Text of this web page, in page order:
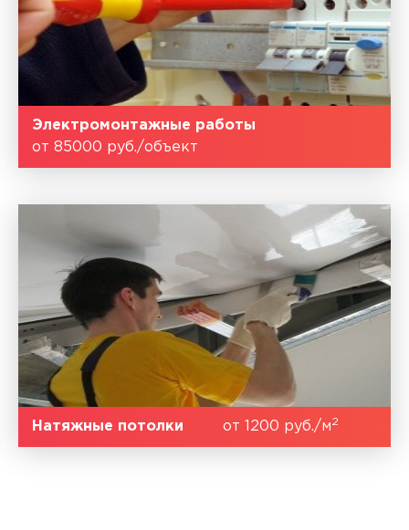
Электромонтажные работы
от 85000 руб./объект
Натяжные потолки от 1200 руб./м2